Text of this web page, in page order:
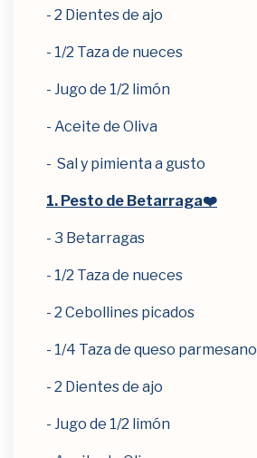
- 2 Dientes de ajo
- 1/2 Taza de nueces
- Jugo de 1/2 limón
- Aceite de Oliva
- Sal y pimienta a gusto
1. Pesto de Betarraga❤️
- 3 Betarragas
- 1/2 Taza de nueces
- 2 Cebollines picados
- 1/4 Taza de queso parmesano
- 2 Dientes de ajo
- Jugo de 1/2 limón